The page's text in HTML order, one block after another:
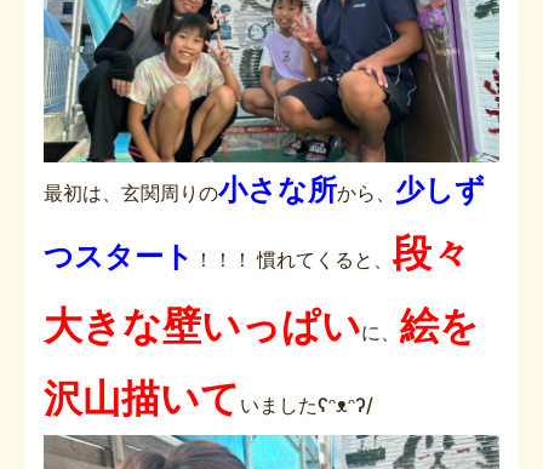
最初は、玄関周りの小さな所から、 少しず
つスタート ！！！ 慣れてくると、 段々
大きな壁いっぱいに、 絵を
沢山描いて いましたʕᵔᴥᵔʔ/